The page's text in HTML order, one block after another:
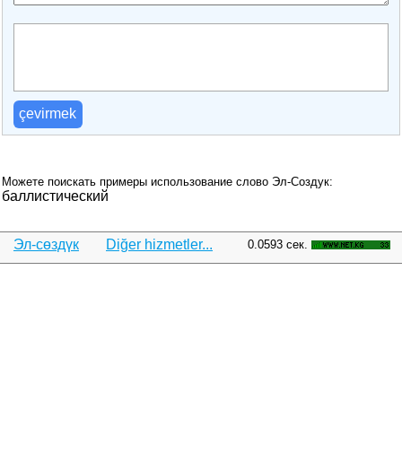
çevirmek
Можете поискать примеры использование слово Эл-Создук:
баллистический
Эл-сөздүк Diğer hizmetler... 0.0593 сек.